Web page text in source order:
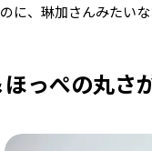
に、琳加さんみたい
ほっぺの丸さ